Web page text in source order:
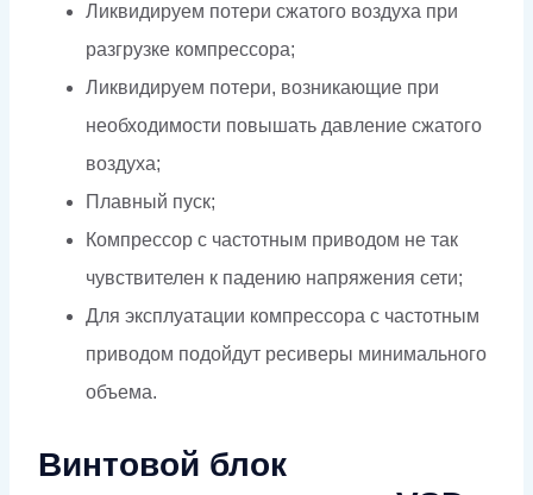
Ликвидируем потери сжатого воздуха при
разгрузке компрессора;
Ликвидируем потери, возникающие при
необходимости повышать давление сжатого
воздуха;
Плавный пуск;
Компрессор с частотным приводом не так
чувствителен к падению напряжения сети;
Для эксплуатации компрессора с частотным
приводом подойдут ресиверы минимального
объема.
Винтовой блок